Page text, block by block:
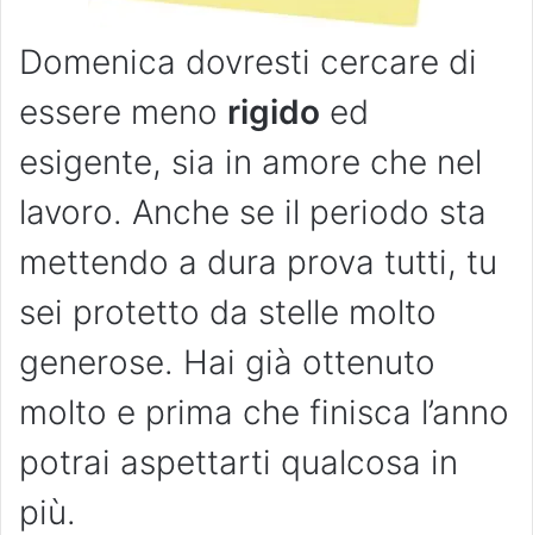
Domenica dovresti cercare di
essere meno rigido ed
esigente, sia in amore che nel
lavoro. Anche se il periodo sta
mettendo a dura prova tutti, tu
sei protetto da stelle molto
generose. Hai già ottenuto
molto e prima che finisca l’anno
potrai aspettarti qualcosa in
più.